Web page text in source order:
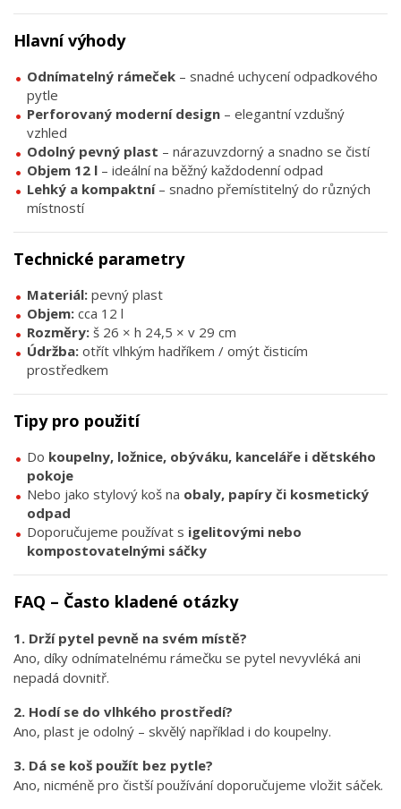
Hlavní výhody
Odnímatelný rámeček – snadné uchycení odpadkového
pytle
Perforovaný moderní design – elegantní vzdušný
vzhled
Odolný pevný plast – nárazuvzdorný a snadno se čistí
Objem 12 l – ideální na běžný každodenní odpad
Lehký a kompaktní– snadno přemístitelný do různých
místností
Technické parametry
Materiál: pevný plast
Objem: cca 12 l
Rozměry: š 26 × h 24,5 × v 29 cm
Údržba: otřít vlhkým hadříkem / omýt čisticím
prostředkem
Tipy pro použití
Do koupelny, ložnice, obýváku, kanceláře i dětského
pokoje
Nebo jako stylový koš na obaly, papíry či kosmetický
odpad
Doporučujeme používat s igelitovými nebo
kompostovatelnými sáčky
FAQ – Často kladené otázky
1. Drží pytel pevně na svém místě?
Ano, díky odnímatelnému rámečku se pytel nevyvléká ani
nepadá dovnitř.
2. Hodí se do vlhkého prostředí?
Ano, plast je odolný – skvělý například i do koupelny.
3. Dá se koš použít bez pytle?
Ano, nicméně pro čistší používání doporučujeme vložit sáček.